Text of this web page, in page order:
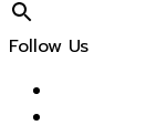
Follow Us